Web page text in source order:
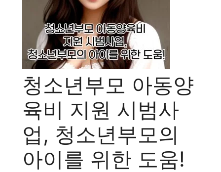
청소년부모 아동양
육비 지원 시범사
업, 청소년부모의
아이를 위한 도움!